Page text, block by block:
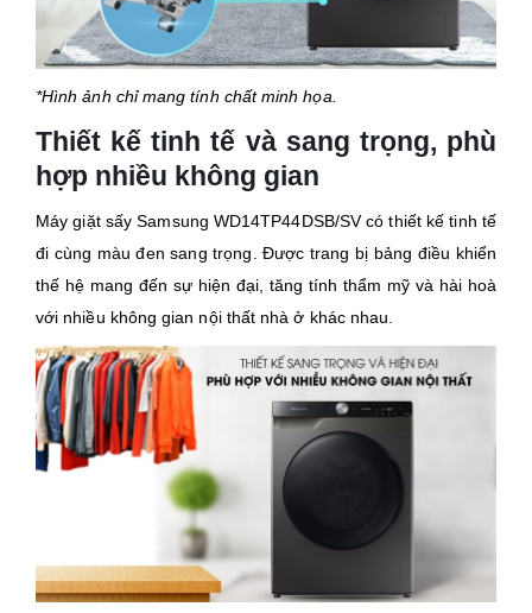
*Hình ảnh chỉ mang tính chất minh họa.
Thiết kế tinh tế và sang trọng, phù
hợp nhiều không gian
Máy giặt sấy Samsung WD14TP44DSB/SV có thiết kế tinh tế
đi cùng màu đen sang trọng. Được trang bị bảng điều khiển
thế hệ mang đến sự hiện đại, tăng tính thẩm mỹ và hài hoà
với nhiều không gian nội thất nhà ở khác nhau.